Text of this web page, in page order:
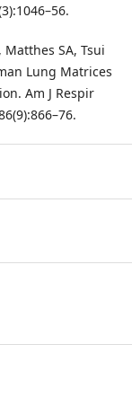
Matthes SA, Tsui
Lung Matrices
Am J Respir